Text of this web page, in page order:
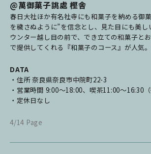
@萬御菓子誂處 樫舎
春日大社ほか有名社寺にも和菓子を納める御
を穢さぬように”を信念とし、見た目にも美
ウンター越し目の前で、でき立ての和菓子と
で提供してくれる『和菓子のコース』が人気。
DATA
・住所 奈良県奈良市中院町22-3
・営業時間 9:00～18:00、喫茶11:00〜16:30（
・定休日なし
4/14 Page